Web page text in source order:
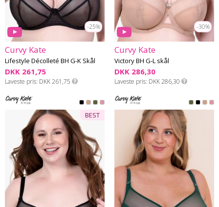
-25%
Curvy Kate
Lifestyle Décolleté BH G-K Skål
DKK 261,75
Laveste pris DKK 261,75
-30%
Curvy Kate
Victory BH G-L skål
DKK 286,30
Laveste pris DKK 286,30
BEST